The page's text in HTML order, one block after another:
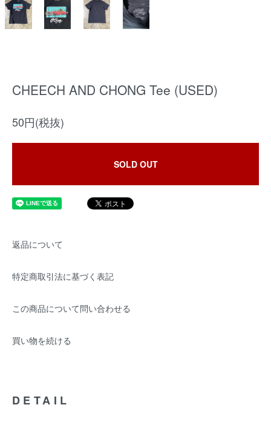
CHEECH AND CHONG Tee (USED)
50円(税抜)
SOLD OUT
返品について
特定商取引法に基づく表記
この商品について問い合わせる
買い物を続ける
DETAIL